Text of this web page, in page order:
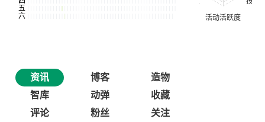
资讯 博客
造物
智库
动弹
收藏
评论
粉丝 关注